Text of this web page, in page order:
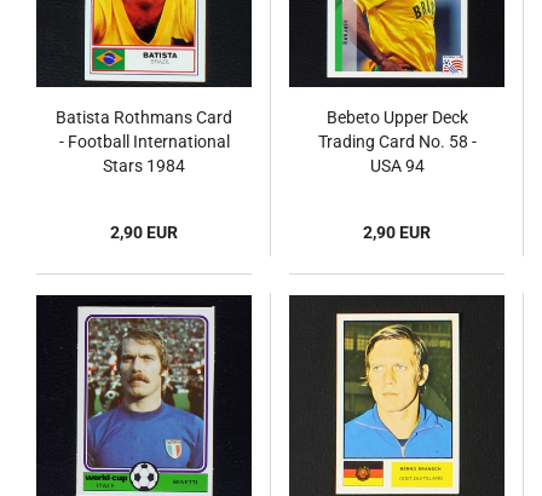
Batista Rothmans Card
- Football International
Stars 1984
2,90 EUR
Bebeto Upper Deck
Trading Card No. 58 -
USA 94
2,90 EUR